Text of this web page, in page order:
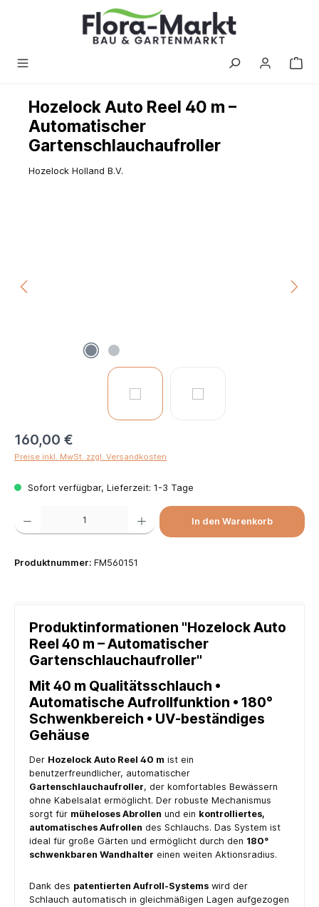
Hozelock Auto Reel 40 m –
Automatischer
Gartenschlauchaufroller
Hozelock Holland B.V.
160,00 €
Preise inkl. MwSt. zzgl. Versandkosten
Sofort verfügbar, Lieferzeit: 1-3 Tage
Produkt Anzahl: Gib den gewünschten Wert ein oder benutze die Schaltflächen um die
In den Warenkorb
Produktnummer: FM560151
Produktinformationen "Hozelock Auto
Reel 40 m – Automatischer
Gartenschlauchaufroller"
Mit 40 m Qualitätsschlauch •
Automatische Aufrollfunktion • 180°
Schwenkbereich • UV-beständiges
Gehäuse
Der Hozelock Auto Reel 40 m ist ein
benutzerfreundlicher, automatischer
Gartenschlauchaufroller, der komfortables Bewässern
ohne Kabelsalat ermöglicht. Der robuste Mechanismus
sorgt für müheloses Abrollen und ein kontrolliertes,
automatisches Aufrollen des Schlauchs. Das System ist
ideal für große Gärten und ermöglicht durch den 180°
schwenkbaren Wandhalter einen weiten Aktionsradius.
Dank des patentierten Aufroll-Systems wird der
Schlauch automatisch in gleichmäßigen Lagen aufgezogen